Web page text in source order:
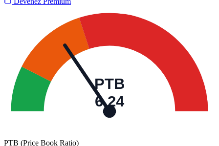
PTB
6,24
PTB (Price Book Ratio)